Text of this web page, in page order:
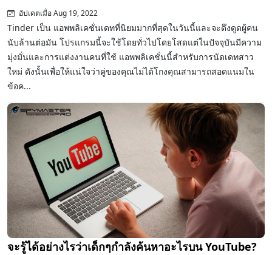
อัปเดตเมื่อ Aug 19, 2022
Tinder เป็น แอพพลิเคชั่นเดทที่นิยมมากที่สุดในวันนี้และจะดึงดูดผู้คน
นับล้านต่อมัน โปรแกรมนี้จะใช้โดยทั่วไปโดยโสดแต่ในปัจจุบันมีความ
มุ่งมั่นและการแต่งงานคนที่ใช้ แอพพลิเคชั่นนี้สำหรับการนัดเดทสาว
ใหม่ ดังนั้นเพื่อให้แน่ใจว่าคู่ของคุณไม่ได้โกงคุณสามารถสอดแนมใน
ข้อค...
จะรู้ได้อย่างไรว่าเด็กๆกำลังค้นหาอะไรบน YouTube?